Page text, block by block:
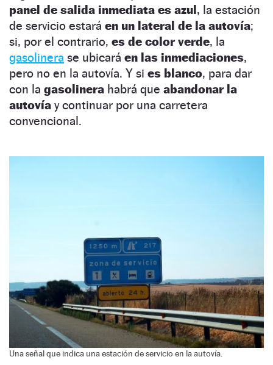
panel de salida inmediata es azul, la estación
de servicio estará en un lateral de la autovía;
si, por el contrario, es de color verde, la
gasolinera se ubicará en las inmediaciones,
pero no en la autovía. Y si es blanco, para dar
con la gasolinera habrá que abandonar la
autovía y continuar por una carretera
convencional.
Una señal que indica una estación de servicio en la autovía.